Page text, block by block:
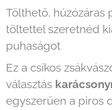
Tölthető, húzózáras
töltettel szeretnéd
puhaságot
Ez a csíkos
választás
egyszerűen a piros